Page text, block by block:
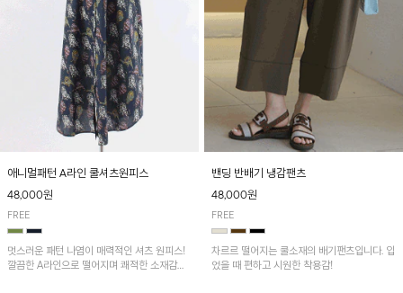
애니멀패턴 A라인 쿨셔츠원피스
48,000원
FREE
멋스러운 패턴 나염이 매력적인 셔츠 원피스!
깔끔한 A라인으로 떨어지며 쾌적한 소재감으
밴딩 반배기 냉감팬츠
48,000원
FREE
차르르 떨어지는 쿨소재의 배기팬츠입니다. 입
었을 때 편하고 시원한 착용감!